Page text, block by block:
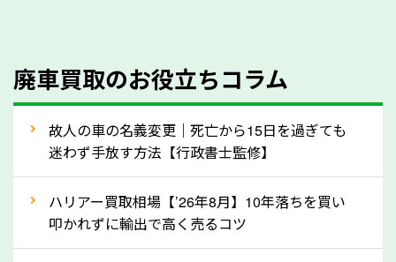
人気の車種は廃車の状態でも、高価買取が可能です。
産車は高く買取が可能です。「廃車＝買取できない」
なら廃車の車も適正価格で買取できます。他社で買取
拒否となった車も価格がつく可能性があるので、諦め
ずに京都府の「ソコカラ」にご相談ください。古い車
廃車買取のお役立ちコラム
故人の車の名義変更｜死亡から15日を過ぎても
迷わず手放す方法【行政書士監修】
ハリアー買取相場【’26年8月】10年落ちを買い
叩かれずに輸出で高く売るコツ